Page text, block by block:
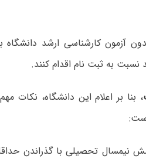
به ثبت نام اقدام کنند.
، بنا بر اعلام این دانشگاه، نکات
نیمسال تحصیلی با گذراندن